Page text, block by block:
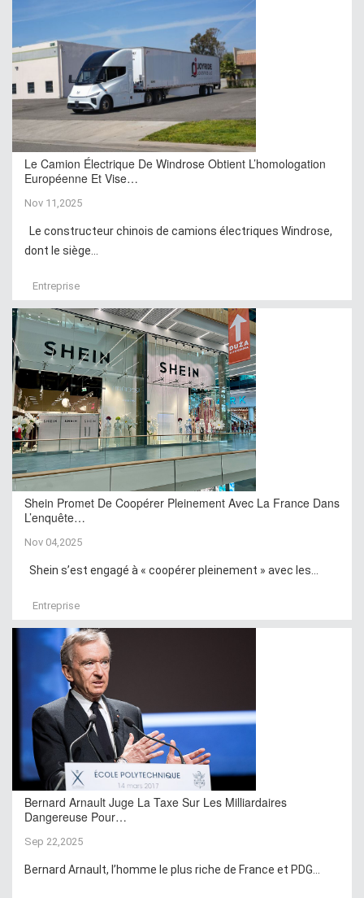
Le Camion Électrique De Windrose Obtient L’homologation
Européenne Et Vise…
Nov 11,2025
Le constructeur chinois de camions électriques Windrose,
dont le siège...
Entreprise
Shein Promet De Coopérer Pleinement Avec La France Dans
L’enquête…
Nov 04,2025
Shein s’est engagé à « coopérer pleinement » avec les...
Entreprise
Bernard Arnault Juge La Taxe Sur Les Milliardaires
Dangereuse Pour…
Sep 22,2025
Bernard Arnault, l’homme le plus riche de France et PDG...